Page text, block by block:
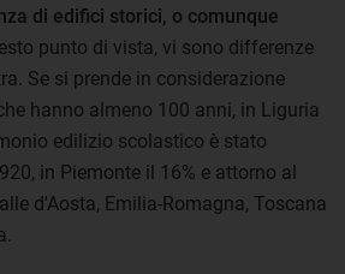
di edifici storici, o comunque
punto di vista, vi sono differenze
Se si prende in considerazione
hanno almeno 100 anni, in Liguria
edilizio scolastico è stato
in Piemonte il 16% e attorno al
d'Aosta, Emilia-Romagna, Toscana